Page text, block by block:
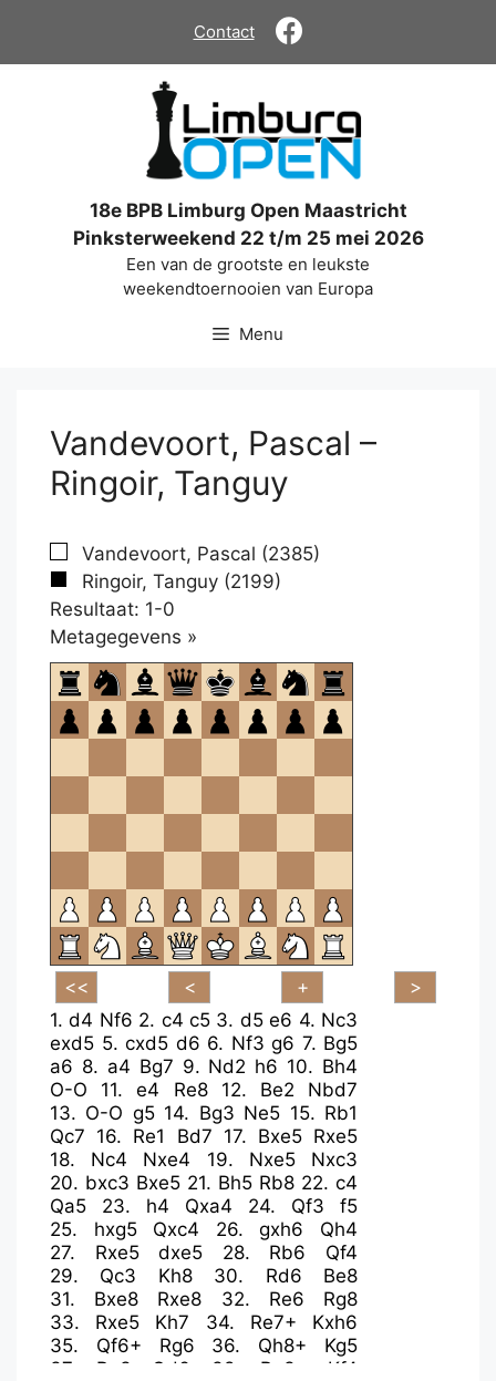
de
Contact
18e BPB Limburg Open Maastricht
Pinksterweekend 22 t/m 25 mei 2026
Een van de grootste en leukste
weekendtoernooien van Europa
Menu
Vandevoort, Pascal –
Ringoir, Tanguy
Vandevoort, Pascal (2385)
Ringoir, Tanguy (2199)
Resultaat: 1-0
Metagegevens »
om
te
openen.
1.d4 Nf6 2. c4 c5 3. d5 e6 4. Nc3
exd5 5. cxd5 d6 6. Nf3 g6 7. Bg5
a6 8. a4 Bg7 9. Nd2 h6 10. Bh4
O-O
11.e4 Re8 12. Be2
Nbd7
13. O-O g5 14. Bg3 Ne5 15. Rb1
Qc7 16. Re1 Bd7 17. Bxe5 Rxe5
18. Nc4 Nxe4 19. Nxe5
Nxc3
20. bxc3 Bxe5 21. Bh5 Rb8 22. c4
Qa5
23. h4 Qxa4 24. Qf3
f5
25. hxg5 Qxc4 26.gxh6
Qh4
27. Rxe5 dxe5 28. Rb6
Qf4
29. Qc3 Kh8 30. Rd6
Be8
31. Bxe8 Rxe8 32. Re6
Rg8
33. Rxe5 Kh7 34. Re7+
Kxh6
35. Qf6+ Rg6 36. Qh8+
Kg5
37. Re3 Qd6 38. Rg3+
Kf4